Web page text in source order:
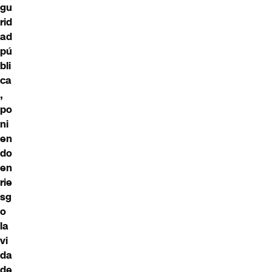
gu
rid
ad
pú
bli
ca
,
po
ni
en
do
en
rie
sg
o
la
vi
da